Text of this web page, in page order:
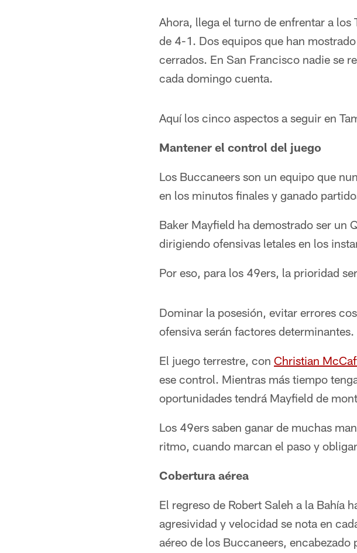
Ahora, llega el turno de enfrentar a
de 4-1. Dos equipos que han
cerrados. En San Francisco nadie se
cada domingo cuenta.
Aquí los cinco aspectos a seguir en
Mantener el control del juego
Los Buccaneers son un equipo que
en los minutos finales y ganado
Baker Mayfield ha demostrado ser un
dirigiendo ofensivas letales en los
Por eso, para los 49ers, la prioridad
Dominar la posesión, evitar errores
ofensiva serán factores determinantes.
El juego terrestre, con Christian
ese control. Mientras más tiempo
oportunidades tendrá Mayfield de
Los 49ers saben ganar de muchas
ritmo, cuando marcan el paso y
Cobertura aérea
El regreso de Robert Saleh a la Bahía
agresividad y velocidad se nota en
aéreo de los Buccaneers,